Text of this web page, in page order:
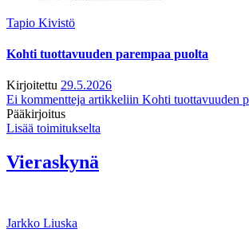
Tapio Kivistö
Kohti tuottavuuden parempaa puolta
Kirjoitettu 29.5.2026
Ei kommentteja artikkeliin Kohti tuottavuuden
Pääkirjoitus
Lisää toimitukselta
Vieraskynä
Jarkko Liuska